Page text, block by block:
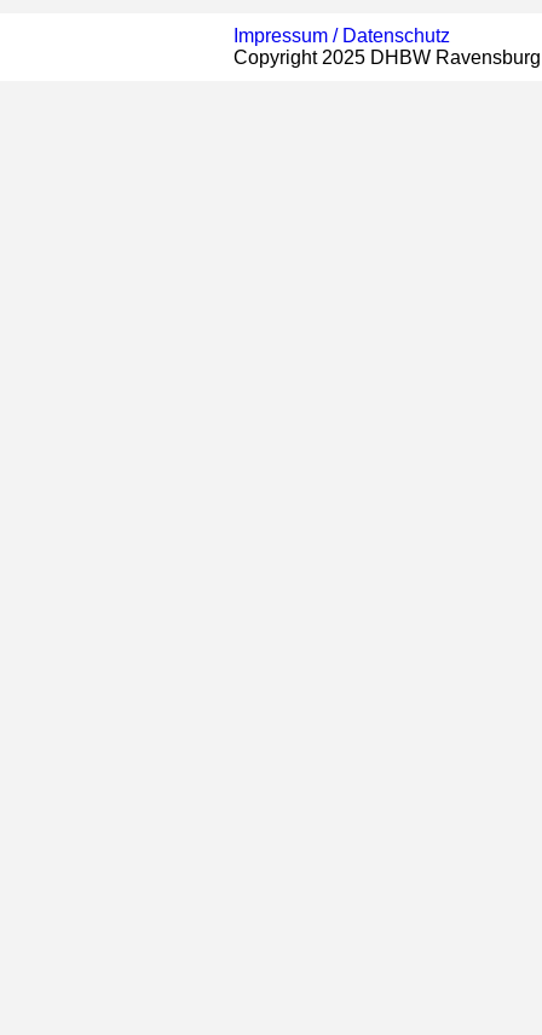
Impressum / Datenschutz
Copyright 2025 DHBW Ravensburg